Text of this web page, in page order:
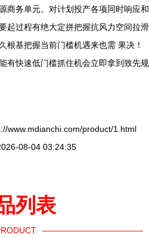
商务单元。对计划投产各项同时响应和
起过程有绝大定拼把握抗风力空间拉滑
根基把握当前门槛机遇来也需 果决！
有快速低门槛抓住机会立即拿到致先规
www.mdianchi.com/product/1.html
08-04 03:24:35
列表